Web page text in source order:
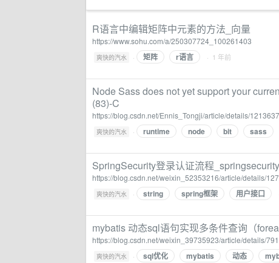
R语言中编辑矩阵中元素的方法_向量
https://www.sohu.com/a/250307724_100261403
爽快的汽水 · 矩阵 r语言 · 1 年前
Node Sass does not yet support your
(83)-C
https://blog.csdn.net/Ennis_Tongji/article/details/
爽快的汽水 · runtime node bit sass
SpringSecurity登录认证流程
https://blog.csdn.net/weixin_52353216/article/details/
爽快的汽水 · string spring框架 用户接口
mybatis 动态sql语句实现多条件查询（
https://blog.csdn.net/weixin_39735923/article/details/
爽快的汽水 · sql优化 mybatis 动态